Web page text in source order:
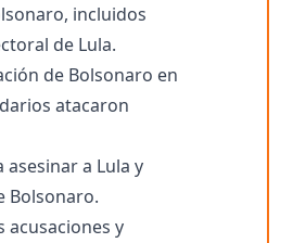
incluidos
de Lula.
de Bolsonaro en
atacaron
a Lula y
Bolsonaro.
y